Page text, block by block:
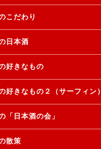
こだわり
日本酒
好きなもの
好きなもの２（サーフィン）
「日本酒の会」
散策